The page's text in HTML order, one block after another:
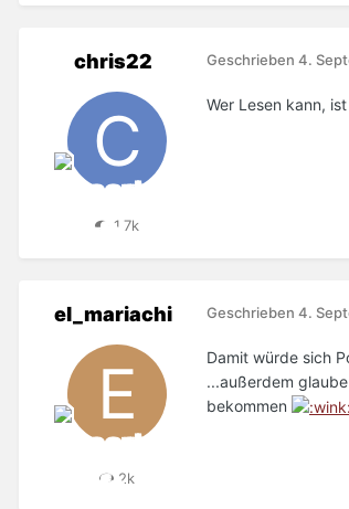
chris22
1,7k
Geschrieben 4.
Wer Lesen kann,
el_mariachi
2k
Geschrieben 4.
Damit würde sich
...außerdem
bekommen